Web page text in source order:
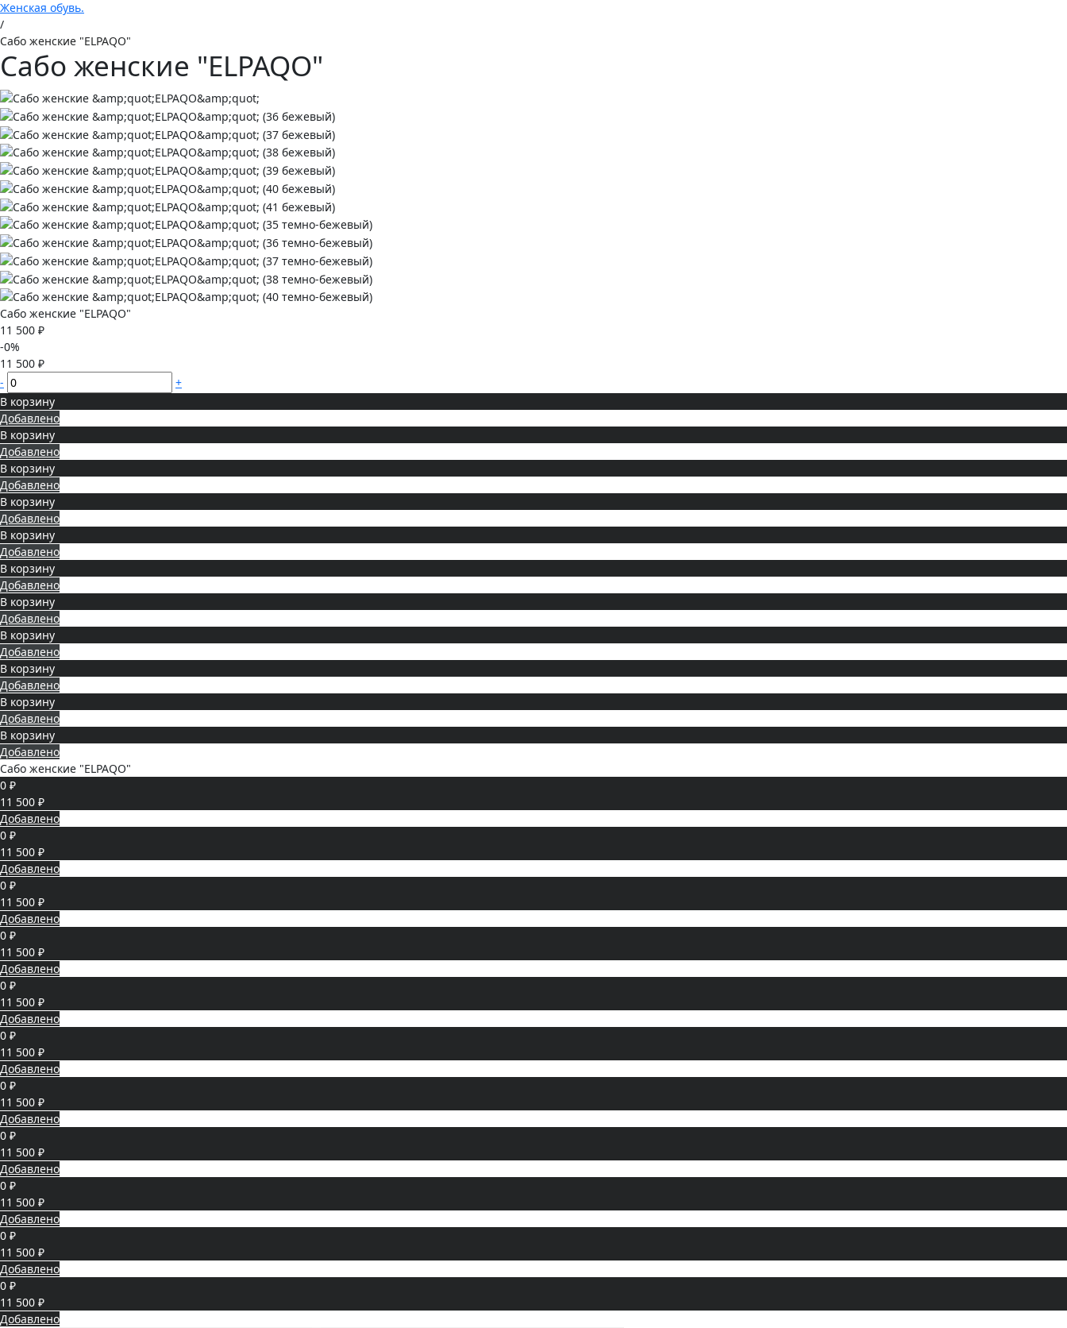
Женская обувь.
/
Сабо женские "ELPAQO"
Сабо женские "ELPAQO"
Сабо женские "ELPAQO"
11 500 ₽
-0%
11 500 ₽
-
+
В корзину
Добавлено
В корзину
Добавлено
В корзину
Добавлено
В корзину
Добавлено
В корзину
Добавлено
В корзину
Добавлено
В корзину
Добавлено
В корзину
Добавлено
В корзину
Добавлено
В корзину
Добавлено
В корзину
Добавлено
Сабо женские "ELPAQO"
0 ₽
11 500 ₽
Добавлено
0 ₽
11 500 ₽
Добавлено
0 ₽
11 500 ₽
Добавлено
0 ₽
11 500 ₽
Добавлено
0 ₽
11 500 ₽
Добавлено
0 ₽
11 500 ₽
Добавлено
0 ₽
11 500 ₽
Добавлено
0 ₽
11 500 ₽
Добавлено
0 ₽
11 500 ₽
Добавлено
0 ₽
11 500 ₽
Добавлено
0 ₽
11 500 ₽
Добавлено